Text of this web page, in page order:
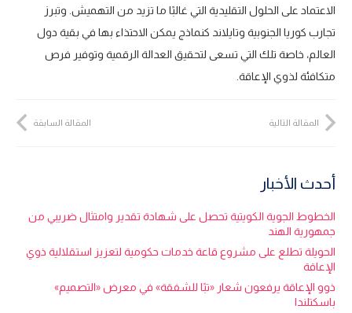
الاعتماد على الحلول التقليدية التي غالبًا ما تزيد من التهميش. وتبرز
تجارب كوريا الجنوبية وتايلاند كنماذج يمكن الاحتذاء بها في بقية دول
العالم، خاصة تلك التي تسعى لتحقيق العدالة الرقمية وتوفير فرص
متكافئة لذوي الإعاقة.
المقالة السابقة المقالة التالية
أحدث الأخبار
الخطوط الجوية الكويتية تحصل على شهادة تقدير وامتثال ضريبي من
جمهورية الهند
الحويلة تطلع على مشروع قاعة خدمات حكومية لتعزيز استقلالية ذوي
الإعاقة
ذوو الإعاقة يرفعون شعار «تبًا للشفقة» في معرض «التصميم»
باسكتلندا